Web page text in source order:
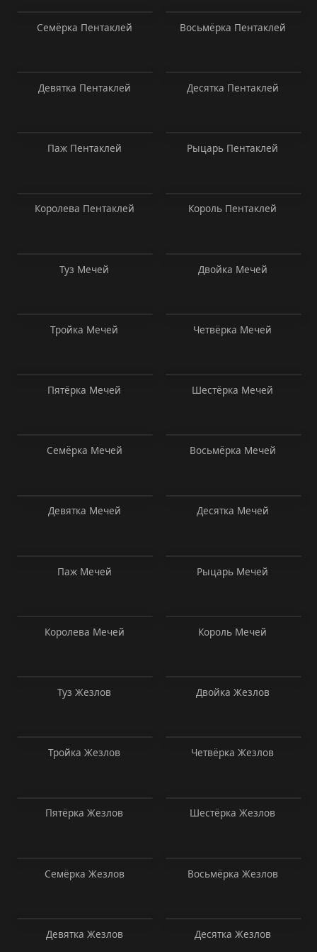
Семёрка Пентаклей Восьмёрка Пентаклей
Девятка Пентаклей Десятка Пентаклей
Паж Пентаклей Рыцарь Пентаклей
Королева Пентаклей Король Пентаклей
Туз Мечей Двойка Мечей
Тройка Мечей Четвёрка Мечей
Пятёрка Мечей Шестёрка Мечей
Семёрка Мечей Восьмёрка Мечей
Девятка Мечей Десятка Мечей
Паж Мечей Рыцарь Мечей
Королева Мечей Король Мечей
Туз Жезлов Двойка Жезлов
Тройка Жезлов Четвёрка Жезлов
Пятёрка Жезлов Шестёрка Жезлов
Семёрка Жезлов Восьмёрка Жезлов
Девятка Жезлов Десятка Жезлов